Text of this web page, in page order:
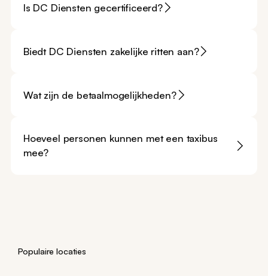
Is DC Diensten gecertificeerd?
Biedt DC Diensten zakelijke ritten aan?
Wat zijn de betaalmogelijkheden?
Hoeveel personen kunnen met een taxibus
mee?
Populaire locaties